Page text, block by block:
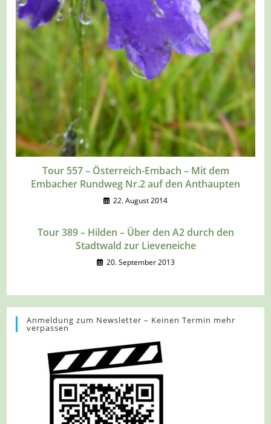
Tour 557 – Österreich-Embach – Mit dem
Embacher Rundweg Nr.2 auf den Anthaupten
22. August 2014
Tour 389 – Hilden – Über den A2 durch den
Stadtwald zur Lieveneiche
20. September 2013
Anmeldung zum Newsletter – Keinen Termin mehr
verpassen